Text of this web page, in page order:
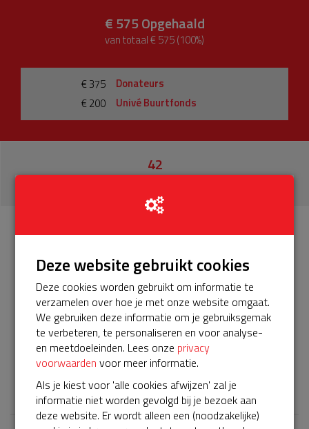
€ 575Opgehaald
van totaal € 575 (100%)
€ 375
Donateurs
€ 200
Univé Buurtfonds
42
Het servicepakket van onze BuurtAED verloopt bijna. Het
is alweer het 5e jaar . en moet worden verlengd, zodat
onze AED gebruiksklaar blijft. Voor de komende 5 jaar .Help
je mee? Doneer voor ons servicepakket! Super bedankt
voor je donatie
𝕏
Deze website gebruikt cookies
Deze cookies worden gebruikt om informatie te
verzamelen over hoe je met onze website omgaat.
We gebruiken deze informatie om je gebruiksgemak
te verbeteren, te personaliseren en voor analyse-
en meetdoeleinden. Lees onze privacy
voorwaarden voor meer informatie.
Als je kiest voor 'alle cookies afwijzen' zal je
informatie niet worden gevolgd bij je bezoek aan
deze website. Er wordt alleen een (noodzakelijke)